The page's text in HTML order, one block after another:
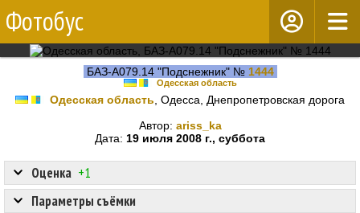
Фотобус
БАЗ-А079.14 "Подснежник" № 1444
Одесская область
Одесская область , Одесса, Днепропетровская дорога
Автор: ariss_ka
Дата: 19 июля 2008 г., суббота
Оценка +1
Параметры съёмки